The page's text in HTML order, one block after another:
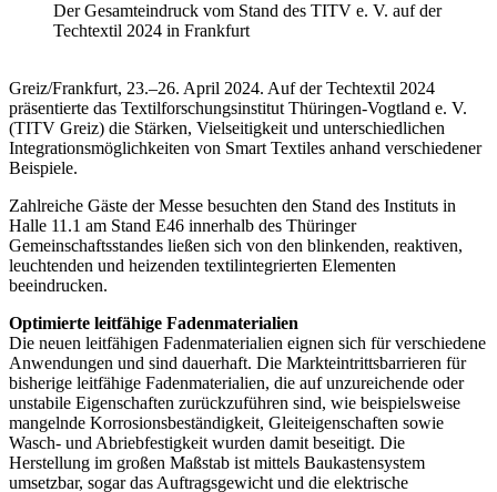
Der Gesamteindruck vom Stand des TITV e. V. auf der
Techtextil 2024 in Frankfurt
Greiz/Frankfurt, 23.–26. April 2024. Auf der Techtextil 2024
präsentierte das Textilforschungsinstitut Thüringen-Vogtland e. V.
(TITV Greiz) die Stärken, Vielseitigkeit und unterschiedlichen
Integrationsmöglichkeiten von Smart Textiles anhand verschiedener
Beispiele.
Zahlreiche Gäste der Messe besuchten den Stand des Instituts in
Halle 11.1 am Stand E46 innerhalb des Thüringer
Gemeinschaftsstandes ließen sich von den blinkenden, reaktiven,
leuchtenden und heizenden textilintegrierten Elementen
beeindrucken.
Optimierte leitfähige Fadenmaterialien
Die neuen leitfähigen Fadenmaterialien eignen sich für verschiedene
Anwendungen und sind dauerhaft. Die Markteintrittsbarrieren für
bisherige leitfähige Fadenmaterialien, die auf unzureichende oder
unstabile Eigenschaften zurückzuführen sind, wie beispielsweise
mangelnde Korrosionsbeständigkeit, Gleiteigenschaften sowie
Wasch- und Abriebfestigkeit wurden damit beseitigt. Die
Herstellung im großen Maßstab ist mittels Baukastensystem
umsetzbar, sogar das Auftragsgewicht und die elektrische